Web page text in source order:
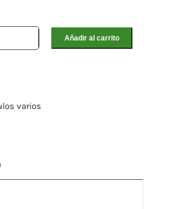
Añadir al carrito
varios